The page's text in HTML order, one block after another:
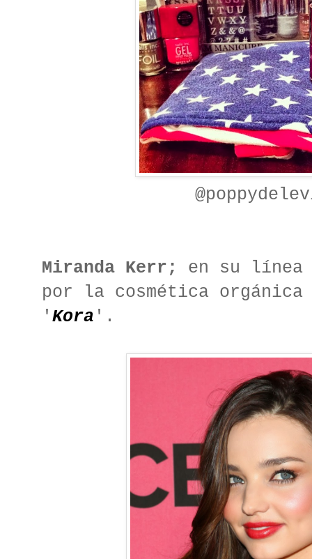
Miranda Kerr;
en su
por la cosmética orgánica
' Kora '.